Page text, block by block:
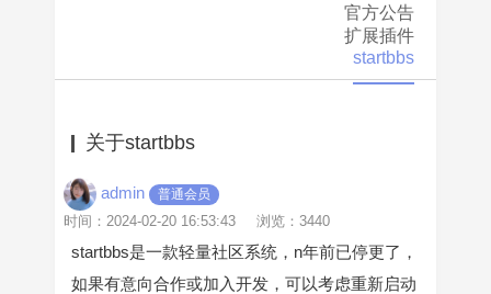
官方公告
扩展插件
startbbs
关于startbbs
admin 普通会员
时间：2024-02-20 16:53:43 浏览：3440
startbbs是一款轻量社区系统，n年前已停更了，
如果有意向合作或加入开发，可以考虑重新启动